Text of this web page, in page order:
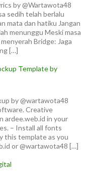
by @Wartawota48
sedih telah berlalu
mata dan hatiku Jangan
menunggu Meski masa
Bridge: Jaga
[…]
Template by
by @wartawota48
Creative
ardee.web.id in your
– Install all fonts
this template as you
or @wartawota48 […]